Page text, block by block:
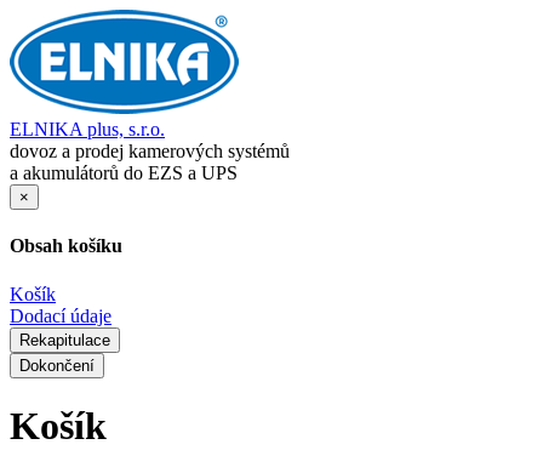
ELNIKA plus, s.r.o.
dovoz a prodej kamerových systémů
a akumulátorů do EZS a UPS
×
Obsah košíku
Košík
Dodací údaje
Rekapitulace
Dokončení
Košík